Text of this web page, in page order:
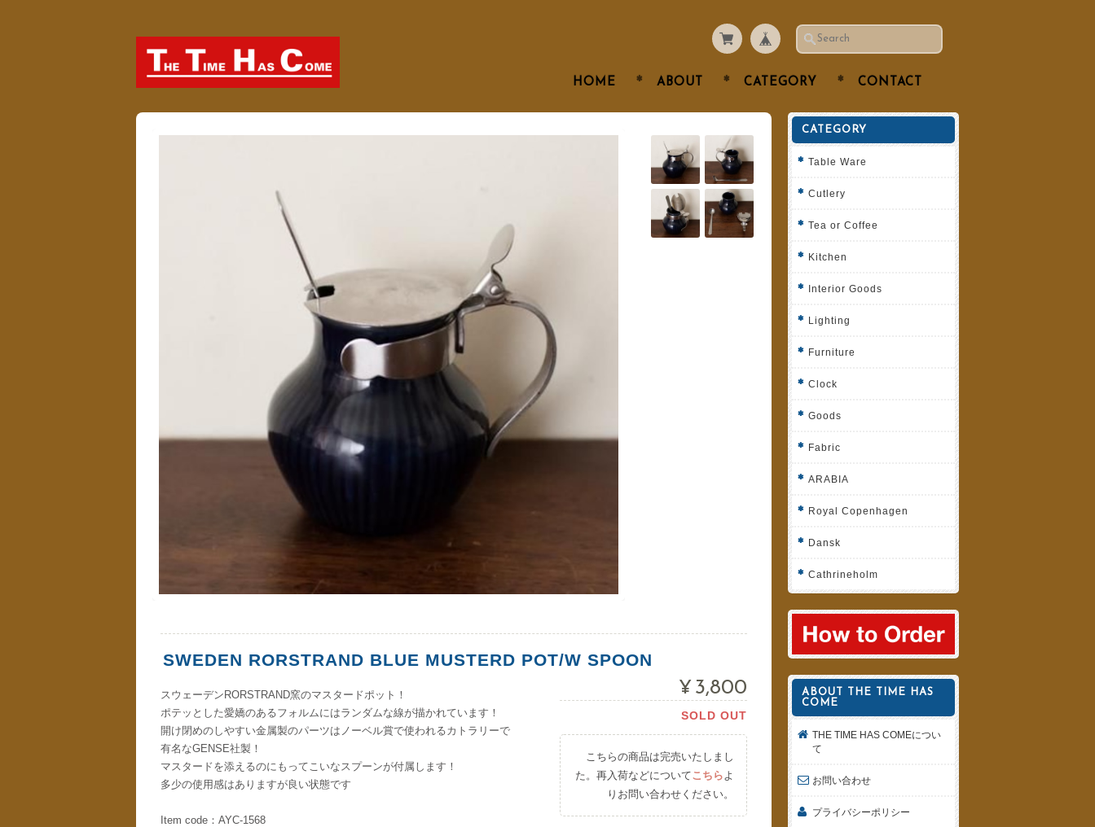
HOME ABOUT CATEGORY CONTACT
SWEDEN RORSTRAND BLUE MUSTERD POT/W SPOON
スウェーデンRORSTRAND窯のマスタードポット！
ポテッとした愛嬌のあるフォルムにはランダムな線が描かれています！
開け閉めのしやすい金属製のパーツはノーベル賞で使われるカトラリーで
有名なGENSE社製！
マスタードを添えるのにもってこいなスプーンが付属します！
多少の使用感はありますが良い状態です
Item code：AYC-1568
¥3,800
SOLD OUT
こちらの商品は完売いたしまし
た。再入荷などについてこちら よ
りお問い合わせください。
CATEGORY
Table Ware
Cutlery
Tea or Coffee
Kitchen
Interior Goods
Lighting
Furniture
Clock
Goods
Fabric
ARABIA
Royal Copenhagen
Dansk
Cathrineholm
ABOUT THE TIME HAS
COME
THE TIME HAS COMEについ
て
お問い合わせ
プライバシーポリシー